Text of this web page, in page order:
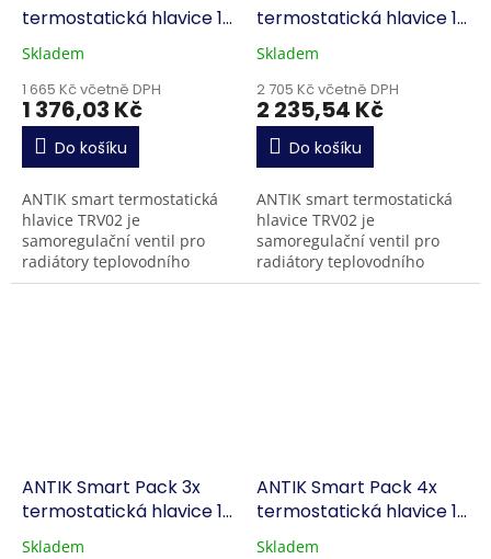
termostatická hlavice 1x
gateway
Skladem
1 665 Kč včetně DPH
1 376,03 Kč
Do košíku
ANTIK smart termostatická
hlavice TRV02 je
samoregulační ventil pro
radiátory teplovodního
vytápění v bytech nebo
termostatická hlavice 1x
gateway
Skladem
2 705 Kč včetně DPH
2 235,54 Kč
Do košíku
ANTIK smart termostatická
hlavice TRV02 je
samoregulační ventil pro
radiátory teplovodního
vytápění v bytech nebo
ANTIK Smart Pack 3x
termostatická hlavice 1x
gateway
Skladem
ANTIK Smart Pack 4x
termostatická hlavice 1x
gateway
Skladem